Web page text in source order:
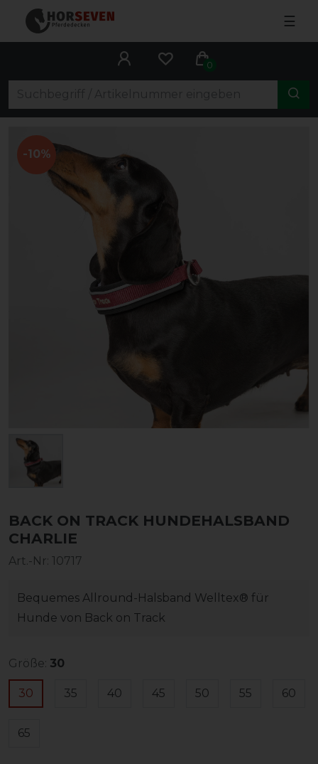
☰
0
-10%
BACK ON TRACK HUNDEHALSBAND
CHARLIE
Art.-Nr: 10717
Bequemes Allround-Halsband Welltex® für
Hunde von Back on Track
Größe: 30
30 35 40 45 50 55 60
65